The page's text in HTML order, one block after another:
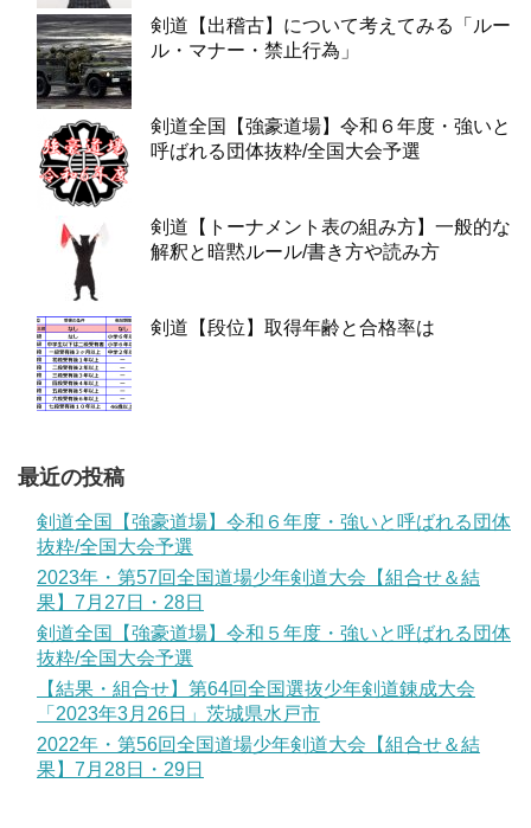
剣道【出稽古】について考えてみる「ルー
ル・マナー・禁止行為」
剣道全国【強豪道場】令和６年度・強いと
呼ばれる団体抜粋/全国大会予選
剣道【トーナメント表の組み方】一般的な
解釈と暗黙ルール/書き方や読み方
剣道【段位】取得年齢と合格率は
最近の投稿
剣道全国【強豪道場】令和６年度・強いと呼ばれる団体
抜粋/全国大会予選
2023年・第57回全国道場少年剣道大会【組合せ＆結
果】7月27日・28日
剣道全国【強豪道場】令和５年度・強いと呼ばれる団体
抜粋/全国大会予選
【結果・組合せ】第64回全国選抜少年剣道錬成大会
「2023年3月26日」茨城県水戸市
2022年・第56回全国道場少年剣道大会【組合せ＆結
果】7月28日・29日